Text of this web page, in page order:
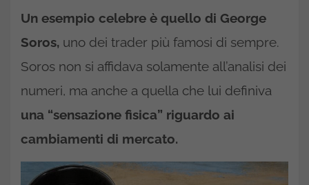
Un esempio celebre è quello di George
Soros, uno dei trader più famosi di sempre.
Soros non si affidava solamente all’analisi dei
numeri, ma anche a quella che lui definiva
una “sensazione fisica” riguardo ai
cambiamenti di mercato.